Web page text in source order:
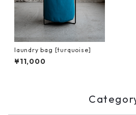
laundry bag [turquoise]
¥11,000